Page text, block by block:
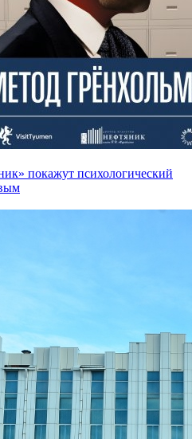
покажут психологический